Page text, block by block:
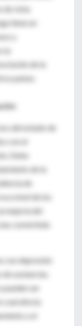
de vista
tiene un
y
la
de la
países.
del estado de
con el
Debe
de la
de
a nivel de los
mejoría del
comórbido
con depresión
sustancias.
ser
cual afecta
y el